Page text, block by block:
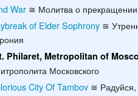
War ≅ Молитва о
of Elder Sophrony ≅
Philaret, Metropolitan of
Московского
City Of Tambov ≅ Радуйся,